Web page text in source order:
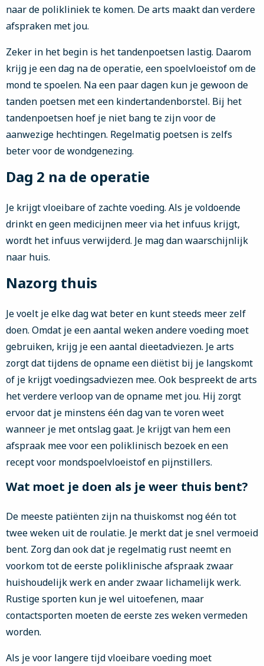
naar de polikliniek te komen. De arts maakt dan verdere
afspraken met jou.
Zeker in het begin is het tandenpoetsen lastig. Daarom
krijg je een dag na de operatie, een spoelvloeistof om de
mond te spoelen. Na een paar dagen kun je gewoon de
tanden poetsen met een kindertandenborstel. Bij het
tandenpoetsen hoef je niet bang te zijn voor de
aanwezige hechtingen. Regelmatig poetsen is zelfs
beter voor de wondgenezing.
Dag 2 na de operatie
Je krijgt vloeibare of zachte voeding. Als je voldoende
drinkt en geen medicijnen meer via het infuus krijgt,
wordt het infuus verwijderd. Je mag dan waarschijnlijk
naar huis.
Nazorg thuis
Je voelt je elke dag wat beter en kunt steeds meer zelf
doen. Omdat je een aantal weken andere voeding moet
gebruiken, krijg je een aantal dieetadviezen. Je arts
zorgt dat tijdens de opname een diëtist bij je langskomt
of je krijgt voedingsadviezen mee. Ook bespreekt de arts
het verdere verloop van de opname met jou. Hij zorgt
ervoor dat je minstens één dag van te voren weet
wanneer je met ontslag gaat. Je krijgt van hem een
afspraak mee voor een poliklinisch bezoek en een
recept voor mondspoelvloeistof en pijnstillers.
Wat moet je doen als je weer thuis bent?
De meeste patiënten zijn na thuiskomst nog één tot
twee weken uit de roulatie. Je merkt dat je snel vermoeid
bent. Zorg dan ook dat je regelmatig rust neemt en
voorkom tot de eerste poliklinische afspraak zwaar
huishoudelijk werk en ander zwaar lichamelijk werk.
Rustige sporten kun je wel uitoefenen, maar
contactsporten moeten de eerste zes weken vermeden
worden.
Als je voor langere tijd vloeibare voeding moet